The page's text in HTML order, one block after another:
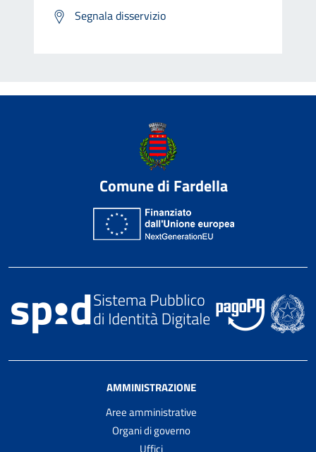
Segnala disservizio
Comune di Fardella
AMMINISTRAZIONE
Aree amministrative
Organi di governo
Uffici